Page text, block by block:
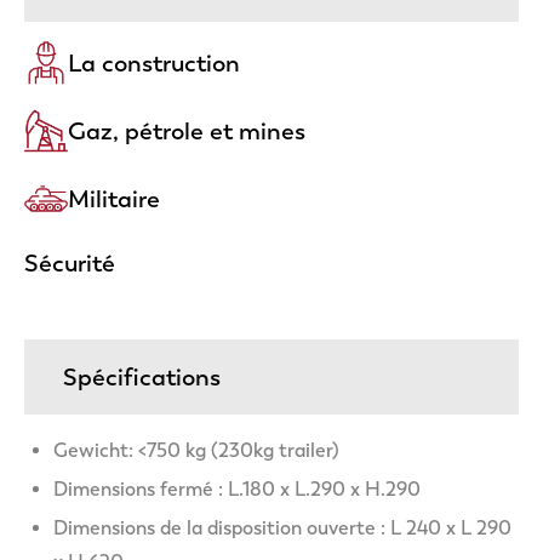
La construction
Gaz, pétrole et mines
Militaire
Sécurité
Spécifications
Gewicht: <750 kg (230kg trailer)
Dimensions fermé : L.180 x L.290 x H.290
Dimensions de la disposition ouverte : L 240 x L 290